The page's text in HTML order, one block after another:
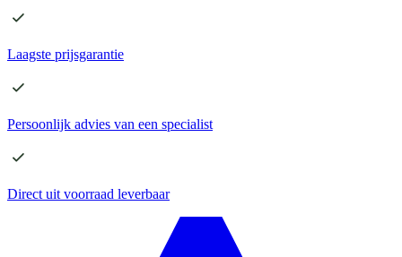
Laagste prijsgarantie
Persoonlijk advies van een specialist
Direct uit voorraad leverbaar